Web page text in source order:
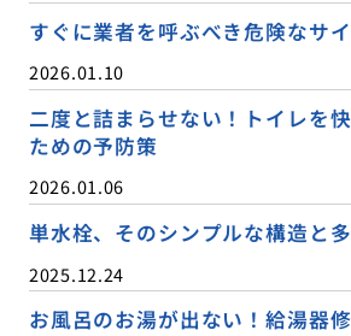
すぐに業者を呼ぶべき危険なサ
2026.01.10
二度と詰まらせない！トイレを
ための予防策
2026.01.06
単水栓、そのシンプルな構造と
2025.12.24
お風呂のお湯が出ない！給湯器